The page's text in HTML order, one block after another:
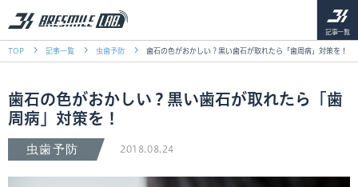
記事一覧
TOP 記事一覧 虫歯予防 歯石の色がおかしい？黒い歯石が取れたら「歯周病」対策を！
歯石の色がおかしい？黒い歯石が取れたら「歯
周病」対策を！
虫歯予防 2018.08.24